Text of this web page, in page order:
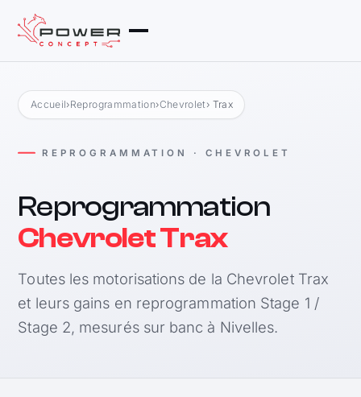
Accueil›Reprogrammation›Chevrolet› Trax
REPROGRAMMATION · CHEVROLET
Reprogrammation
Chevrolet Trax
Toutes les motorisations de la Chevrolet Trax
et leurs gains en reprogrammation Stage 1 /
Stage 2, mesurés sur banc à Nivelles.